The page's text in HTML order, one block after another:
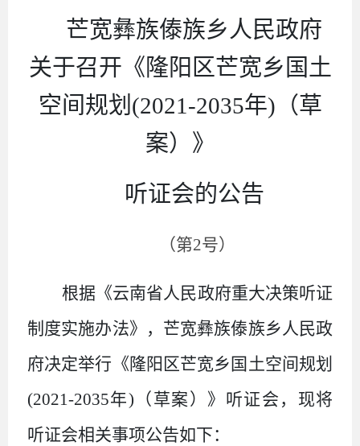
芒宽彝族傣族乡人民政府
关于召开《隆阳区芒宽乡国土
空间规划 (2021-2035年) （草
案） 》
听证会的公告
（第2号）
根据《云南省人民政府重大决策听证
制度实施办法》 ， 芒宽彝族傣族乡人民政
府决定举行《隆阳区芒宽乡国土空间规划
(2021-2035年) （草案） 》听证会，现将
听证会相关事项公告如下：